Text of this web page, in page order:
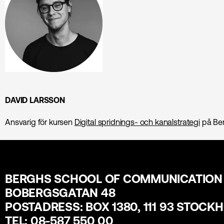
DAVID LARSSON
Ansvarig för kursen Digital spridnings- och kanalstrategipå
BERGHS SCHOOL OF COMMUNICATION
BOBERGSGATAN 48
POSTADRESS: BOX 1380, 111 93
TEL: 08-587 550 00